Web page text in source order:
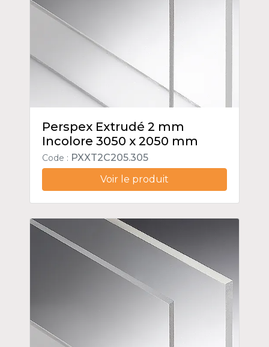
Perspex Extrudé 2 mm
Incolore 3050 x 2050 mm
Code : PXXT2C205.305
Voir le produit